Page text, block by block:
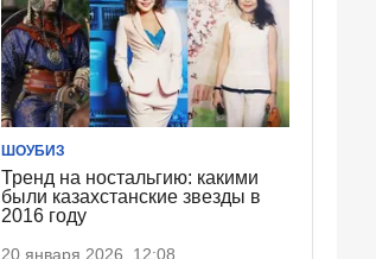
ШОУБИЗ
Тренд на ностальгию: какими
были казахстанские звезды в
2016 году
20 января 2026, 12:08